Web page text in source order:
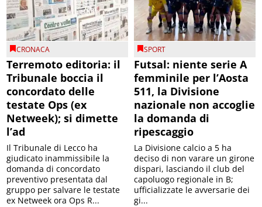
CRONACA
Terremoto editoria: il
Tribunale boccia il
concordato delle
testate Ops (ex
Netweek); si dimette
l’ad
Il Tribunale di Lecco ha
giudicato inammissibile la
domanda di concordato
preventivo presentata dal
gruppo per salvare le testate
ex Netweek ora Ops R...
SPORT
Futsal: niente serie A
femminile per l’Aosta
511, la Divisione
nazionale non accoglie
la domanda di
ripescaggio
La Divisione calcio a 5 ha
deciso di non varare un girone
dispari, lasciando il club del
capoluogo regionale in B;
ufficializzate le avversarie dei
gi...